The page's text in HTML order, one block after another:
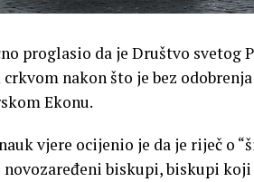
proglasio da je Društvo svetog
nakon što je bez
Ekonu.
vjere ocijenio je da je riječ o
biskupi, biskupi